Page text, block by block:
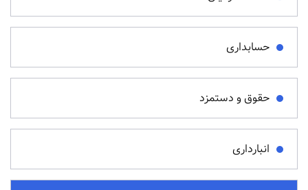
حسابداری
حقوق و دستمزد
انبارداری